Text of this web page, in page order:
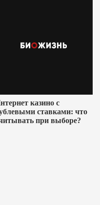
казино с
ставками: что
при выборе?